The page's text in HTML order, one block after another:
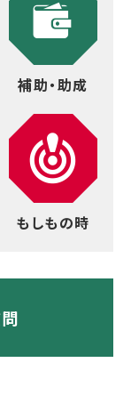
補助・助成
もしもの時